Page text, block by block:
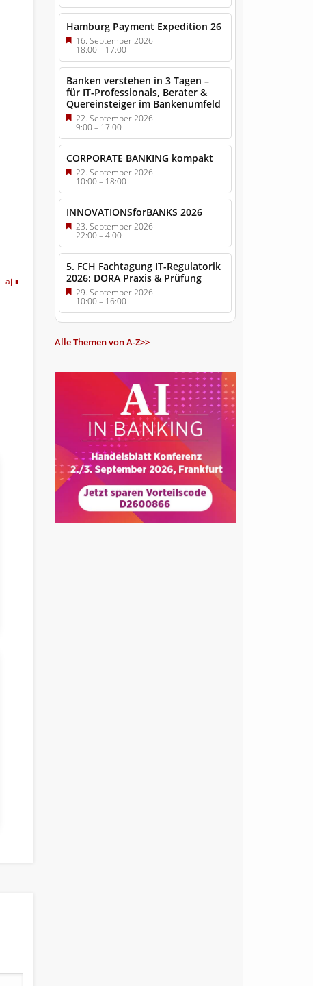
aj
Hamburg Payment Expedition 26
16. September 2026
18:00– 17:00
Banken verstehen in 3 Tagen –
für IT-Professionals, Berater &
Quereinsteiger im Bankenumfeld
22. September 2026
9:00–17:00
CORPORATE BANKING kompakt
22. September 2026
10:00– 18:00
INNOVATIONSforBANKS 2026
23. September 2026
22:00–4:00
5. FCH Fachtagung IT-Regulatorik
2026: DORA Praxis & Prüfung
29. September 2026
10:00– 16:00
Alle Themen von A-Z>>